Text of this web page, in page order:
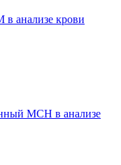
анализе крови
MCH в анализе